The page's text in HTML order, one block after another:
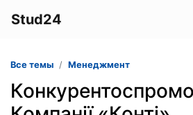
Stud24
Все темы Менеджмент